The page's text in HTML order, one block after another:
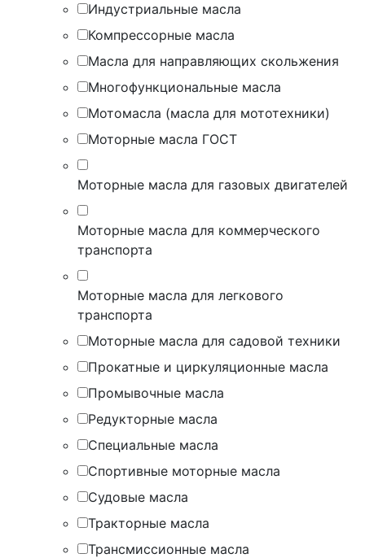
Индустриальные масла
Компрессорные масла
Масла для направляющих скольжения
Многофункциональные масла
Мотомасла (масла для мототехники)
Моторные масла ГОСТ
Моторные масла для газовых двигателей
Моторные масла для коммерческого
транспорта
Моторные масла для легкового
транспорта
Моторные масла для садовой техники
Прокатные и циркуляционные масла
Промывочные масла
Редукторные масла
Специальные масла
Спортивные моторные масла
Судовые масла
Тракторные масла
Трансмиссионные масла